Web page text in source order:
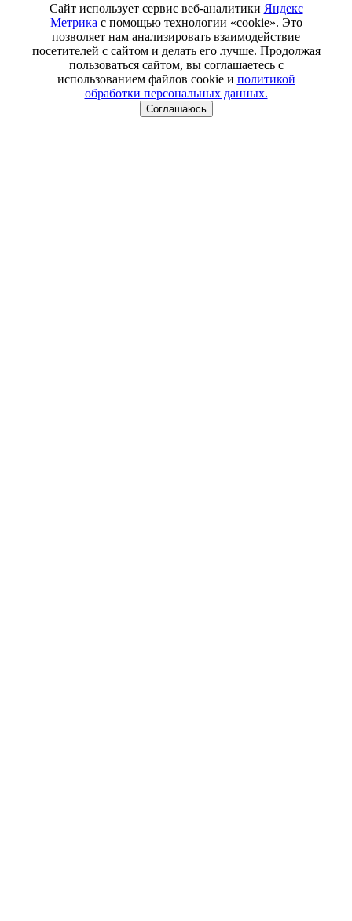
Сайт использует сервис веб-аналитики Яндекс
Метрика с помощью технологии «cookie». Это
позволяет нам анализировать взаимодействие
посетителей с сайтом и делать его лучше. Продолжая
пользоваться сайтом, вы соглашаетесь с
использованием файлов cookie и политикой
обработки персональных данных.
Соглашаюсь